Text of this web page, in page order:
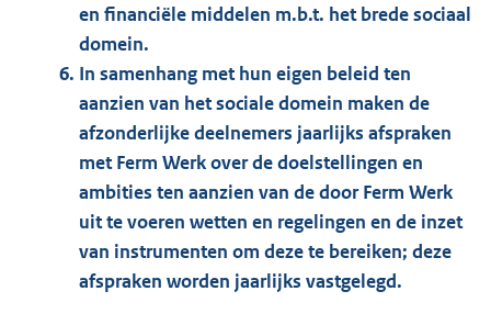
en financiële middelen m.b.t. het brede sociaal
domein.
In samenhang met hun eigen beleid ten
aanzien van het sociale domein maken de
afzonderlijke deelnemers jaarlijks afspraken
met Ferm Werk over de doelstellingen en
ambities ten aanzien van de door Ferm Werk
uit te voeren wetten en regelingen en de inzet
van instrumenten om deze te bereiken; deze
afspraken worden jaarlijks vastgelegd.